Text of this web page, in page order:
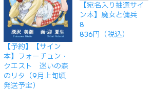
【予約】【サイン
本】フォーチュン・
クエスト 迷いの森
のリタ（9月上旬頃
発送予定）
【宛名入り抽選サイ
ン本】魔女と傭兵
8
836円（税込）